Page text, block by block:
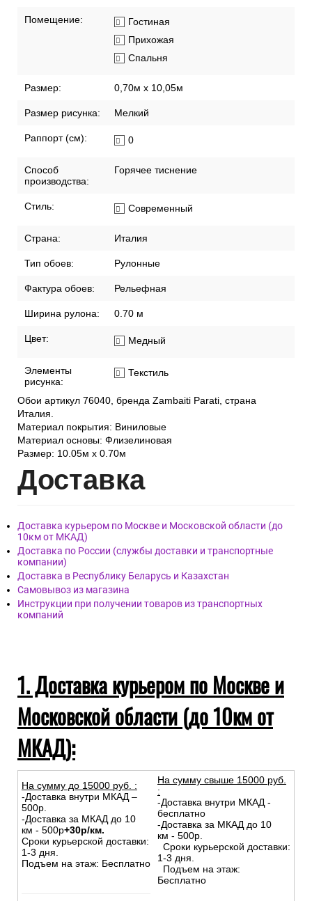
Помещение:
Гостиная
Прихожая
Спальня
Размер: 0,70м x 10,05м
Размер рисунка: Мелкий
Раппорт (см): 0
Способ
производства:
Горячее тиснение
Стиль: Современный
Страна: Италия
Тип обоев: Рулонные
Фактура обоев: Рельефная
Ширина рулона: 0.70 м
Цвет: Медный
Элементы
рисунка:
Текстиль
Обои артикул 76040, бренда Zambaiti Parati, страна
Италия.
Материал покрытия: Виниловые
Материал основы: Флизелиновая
Размер: 10.05м х 0.70м
Доставка
Доставка курьером по Москве и Московской области (до
10км от МКАД)
Доставка по России (службы доставки и транспортные
компании)
Доставка в Республику Беларусь и Казахстан
Самовывоз из магазина
Инструкции при получении товаров из транспортных
компаний
1. Доставка курьером по Москве и
Московской области (до 10км от
МКАД):
На сумму до 15000 руб. :
-Доставка внутри МКАД –
500р.
-Доставка за МКАД до 10
км - 500р+30р/км.
Сроки курьерской доставки:
1-3 дня.
Подъем на этаж: Бесплатно
На сумму свыше 15000 руб.
:
-Доставка внутри МКАД -
бесплатно
-Доставка за МКАД до 10
км - 500р.
Сроки курьерской доставки:
1-3 дня.
Подъем на этаж:
Бесплатно